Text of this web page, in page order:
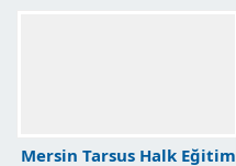
Mersin Tarsus Halk Eğitim